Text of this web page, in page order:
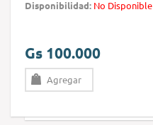
Disponibilidad: No Disponible
Gs 100.000
Agregar